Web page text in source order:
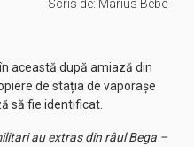
Scris de: Marius Bebe
această după amiază din
de stația de vaporașe
să fie identificat.
au extras din râul Bega –